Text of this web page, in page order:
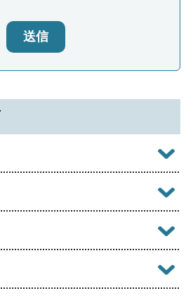
送信